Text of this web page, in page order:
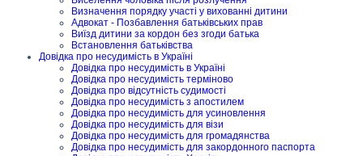
Визначення порядку участі у вихованні дитини
Адвокат - Позбавлення батьківських прав
Виїзд дитини за кордон без згоди батька
Встановлення батьківства
Довідка про несудимість в Україні
Довідка про несудимість в Україні
Довідка про несудимість терміново
Довідка про відсутність судимості
Довідка про несудимість з апостилем
Довідка про несудимість для усиновлення
Довідка про несудимість для візи
Довідка про несудимість для громадянства
Довідка про несудимість для закордонного паспорта